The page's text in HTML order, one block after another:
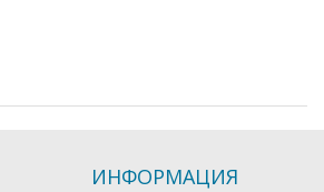
ИНФОРМАЦИЯ